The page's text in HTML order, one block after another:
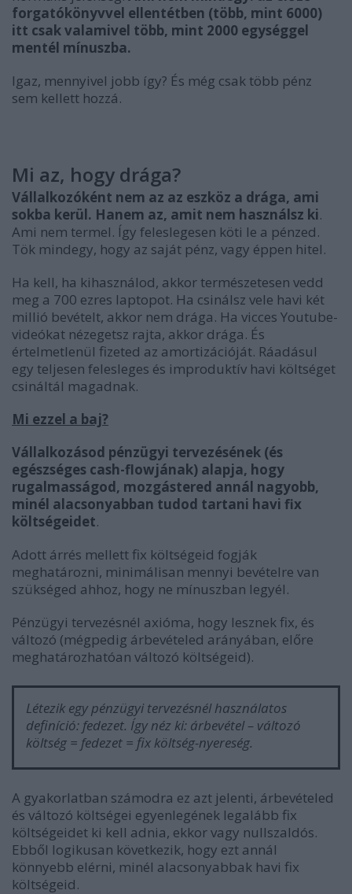
forgatókönyvvel ellentétben (több, mint 6000)
itt csak valamivel több, mint 2000 egységgel
mentél mínuszba.
Igaz, mennyivel jobb így? És még csak több pénz
sem kellett hozzá.
Mi az, hogy drága?
Vállalkozóként nem az az eszköz a drága, ami
sokba kerül. Hanem az, amit nem használsz ki.
Ami nem termel. Így feleslegesen köti le a pénzed.
Tök mindegy, hogy az saját pénz, vagy éppen hitel.
Ha kell, ha kihasználod, akkor természetesen vedd
meg a 700 ezres laptopot. Ha csinálsz vele havi két
millió bevételt, akkor nem drága. Ha vicces Youtube-
videókat nézegetsz rajta, akkor drága. És
értelmetlenül fizeted az amortizációját. Ráadásul
egy teljesen felesleges és improduktív havi költséget
csináltál magadnak.
Mi ezzel a baj?
Vállalkozásod pénzügyi tervezésének (és
egészséges cash-flowjának) alapja, hogy
rugalmasságod, mozgástered annál nagyobb,
minél alacsonyabban tudod tartani havi fix
költségeidet.
Adott árrés mellett fix költségeid fogják
meghatározni, minimálisan mennyi bevételre van
szükséged ahhoz, hogy ne mínuszban legyél.
Pénzügyi tervezésnél axióma, hogy lesznek fix, és
változó (mégpedig árbevételed arányában, előre
meghatározhatóan változó költségeid).
Létezik egy pénzügyi tervezésnél használatos
definíció: fedezet. Így néz ki: árbevétel – változó
költség = fedezet = fix költség-nyereség.
A gyakorlatban számodra ez azt jelenti, árbevételed
és változó költségei egyenlegének legalább fix
költségeidet ki kell adnia, ekkor vagy nullszaldós.
Ebből logikusan következik, hogy ezt annál
könnyebb elérni, minél alacsonyabbak havi fix
költségeid.